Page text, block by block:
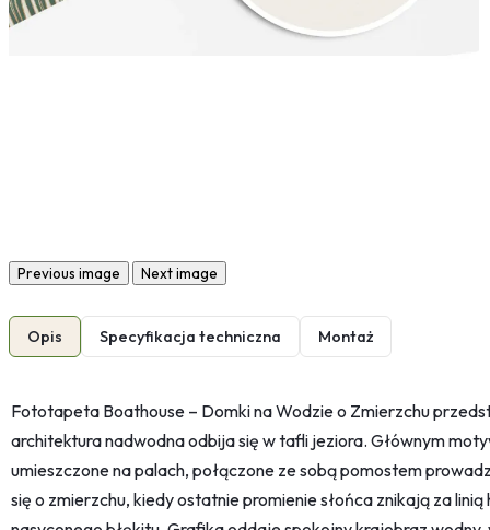
Previous image Next image
Opis Specyfikacja techniczna Montaż
Fototapeta Boathouse – Domki na Wodzie o Zmierzchu
architektura nadwodna odbija się w tafli jeziora. Głównym
umieszczone na palach, połączone ze sobą pomostem
się o zmierzchu, kiedy ostatnie promienie słońca znikają za